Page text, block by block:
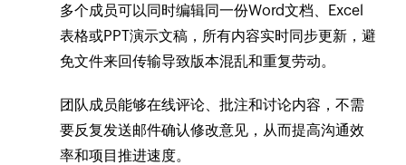
多个成员可以同时编辑同一份Word文档、Excel
表格或PPT演示文稿，所有内容实时同步更新，避
免文件来回传输导致版本混乱和重复劳动。
团队成员能够在线评论、批注和讨论内容，不需
要反复发送邮件确认修改意见，从而提高沟通效
率和项目推进速度。